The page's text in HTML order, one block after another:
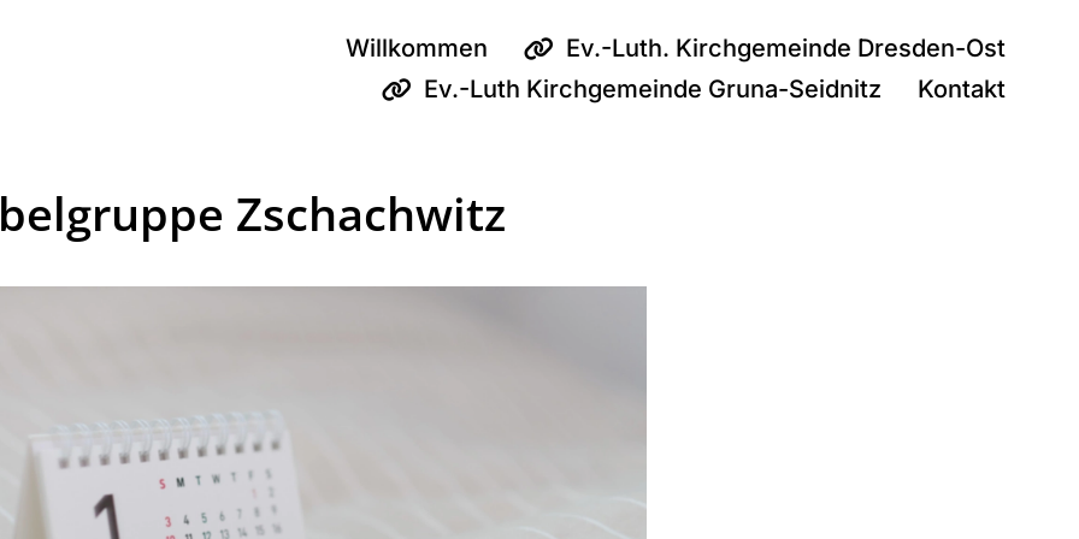
Willkommen
Ev.-Luth. Kirchgemeinde Dresden-Ost
Ev.-Luth Kirchgemeinde Gruna-Seidnitz
Kontakt
Zschachwitz